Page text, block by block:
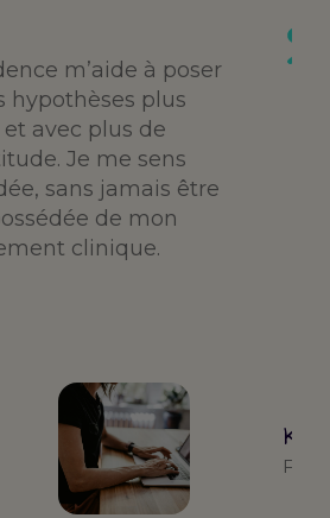
m’aide à poser
hypothèses plus
avec plus de
Je me sens
sans jamais être
de mon
clinique.